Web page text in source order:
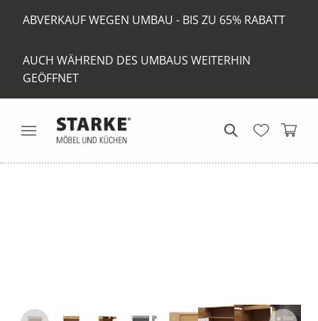
ABVERKAUF WEGEN UMBAU - BIS ZU 65% RABATT
AUCH WÄHREND DES UMBAUS WEITERHIN
GEÖFFNET